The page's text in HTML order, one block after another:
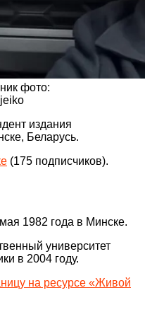
фото:
издания
Беларусь.
(175 подписчиков).
1982 года в Минске.
университет
в 2004 году.
на ресурсе «Живой